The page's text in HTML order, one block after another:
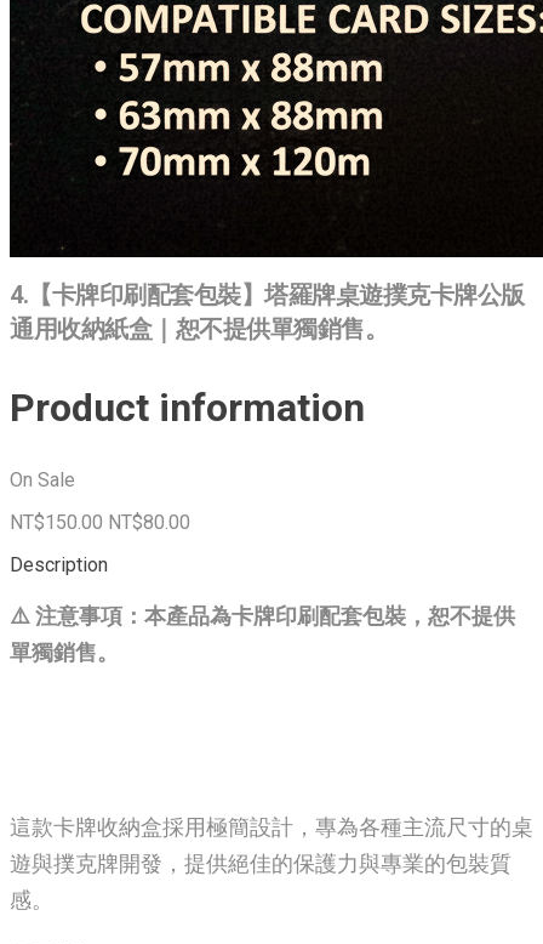
4.【卡牌印刷配套包裝】塔羅牌桌遊撲克卡牌公版
通用收納紙盒｜恕不提供單獨銷售。
Product information
On Sale
NT$150.00 NT$80.00
Description
⚠️ 注意事項：本產品為卡牌印刷配套包裝，恕不提供
單獨銷售。
這款卡牌收納盒採用極簡設計，專為各種主流尺寸的桌
遊與撲克牌開發，提供絕佳的保護力與專業的包裝質
感。